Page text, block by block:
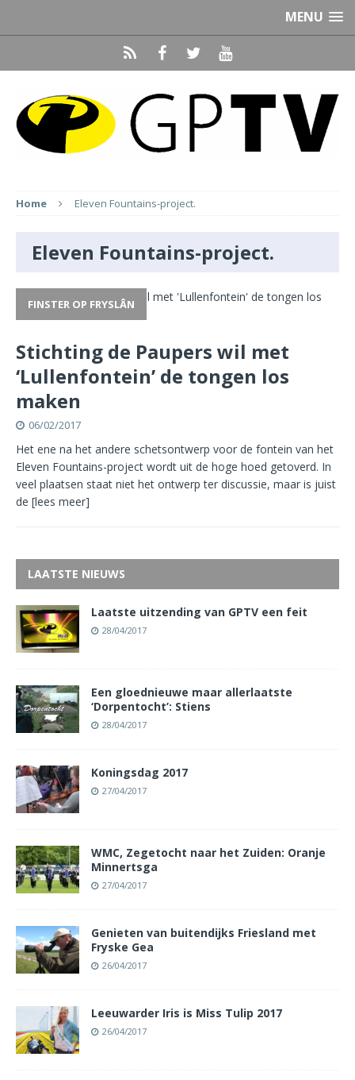
MENU
Home Eleven Fountains-project.
Eleven Fountains-project.
FINSTER OP FRYSLÂN
Stichting de Paupers wil met
‘Lullenfontein’ de tongen los
maken
06/02/2017
Het ene na het andere schetsontwerp voor de fontein van het
Eleven Fountains-project wordt uit de hoge hoed getoverd. In
veel plaatsen staat niet het ontwerp ter discussie, maar is juist
de [lees meer]
LAATSTE NIEUWS
Laatste uitzending van GPTV een feit
28/04/2017
Een gloednieuwe maar allerlaatste
‘Dorpentocht’: Stiens
28/04/2017
Koningsdag 2017
27/04/2017
WMC, Zegetocht naar het Zuiden: Oranje
Minnertsga
27/04/2017
Genieten van buitendijks Friesland met
Fryske Gea
26/04/2017
Leeuwarder Iris is Miss Tulip 2017
26/04/2017